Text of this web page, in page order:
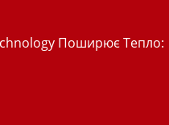
Поширює Тепло: